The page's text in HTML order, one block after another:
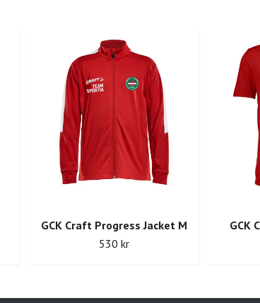
GCK Craft Progress Jacket M
530 kr
GCK